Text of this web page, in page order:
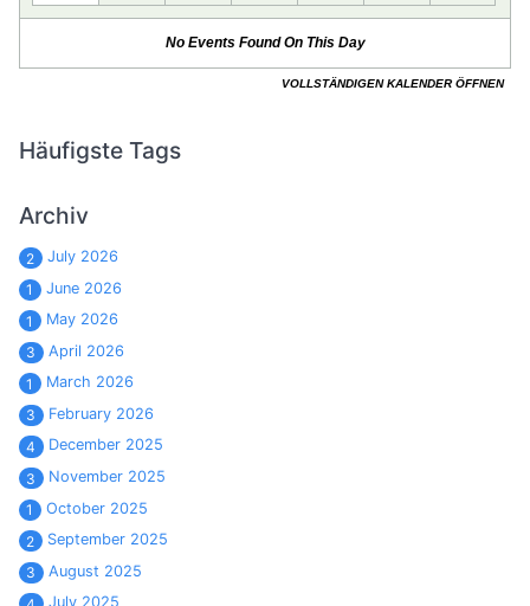
Häufigste Tags
Archiv
2
July 2026
1
June 2026
1
May 2026
3
April 2026
1
March 2026
3
February 2026
4
December 2025
3
November 2025
1
October 2025
2
September 2025
3
August 2025
July 2025